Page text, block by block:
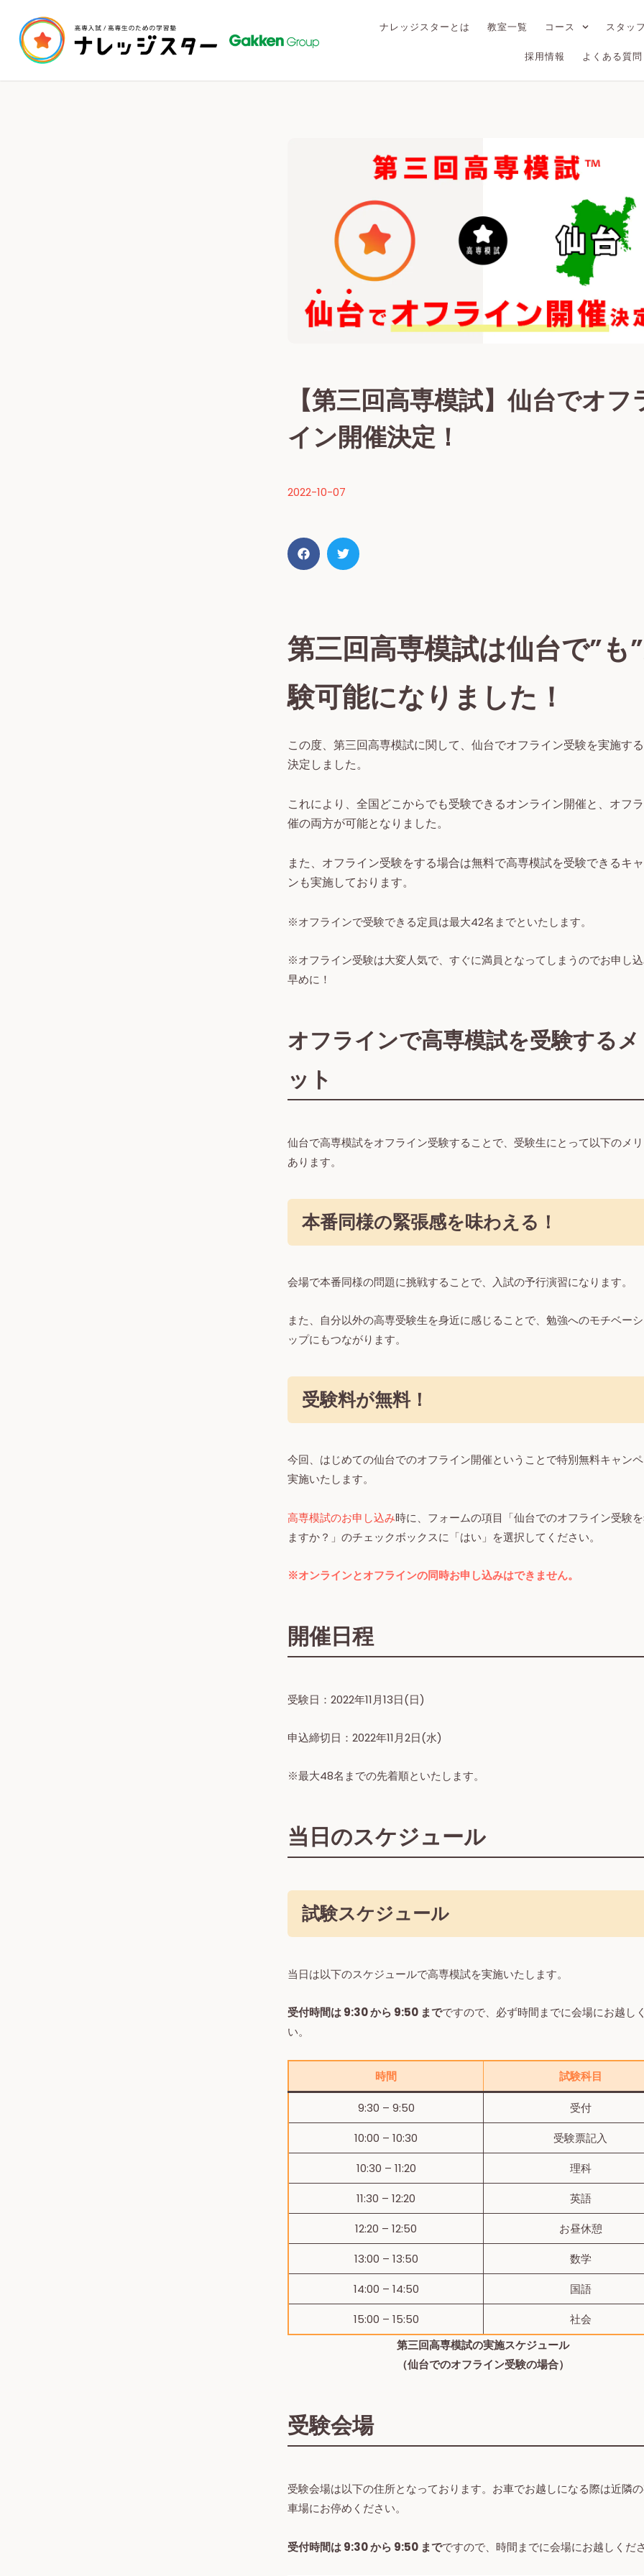
ナレッジスターとは 教室一覧 コース スタッ
採用情報 よくある質問
【第三回高専模試】仙台でオフ
イン開催決定！
2022-10-07
第三回高専模試は仙台で”も
験可能になりました！
この度、第三回高専模試に関して、仙台でオフライン受験を実施す
決定しました。
これにより、全国どこからでも受験できるオンライン開催と、オフ
催の両方が可能となりました。
また、オフライン受験をする場合は無料で高専模試を受験できるキ
ンも実施しております。
※オフラインで受験できる定員は最大42名までといたします。
※オフライン受験は大変人気で、すぐに満員となってしまうのでお申し
早めに！
オフラインで高専模試を受験する
ット
仙台で高専模試をオフライン受験することで、受験生にとって以下のメ
あります。
本番同様の緊張感を味わえる！
会場で本番同様の問題に挑戦することで、入試の予行演習になります。
また、自分以外の高専受験生を身近に感じることで、勉強へのモチベー
ップにもつながります。
受験料が無料！
今回、はじめての仙台でのオフライン開催ということで特別無料キャン
実施いたします。
高専模試のお申し込み時に、フォームの項目「仙台でのオフライン受験
ますか？」のチェックボックスに「はい」を選択してください。
※オンラインとオフラインの同時お申し込みはできません。
開催日程
受験日：2022年11月13日(日)
申込締切日：2022年11月2日(水)
※最大48名までの先着順といたします。
当日のスケジュール
試験スケジュール
当日は以下のスケジュールで高専模試を実施いたします。
受付時間は 9:30 から 9:50 までですので、必ず時間までに会場にお越し
い。
時間 試験科目
9:30 – 9:50
受付
10:00 – 10:30
受験票記入
10:30 – 11:20
理科
11:30 – 12:20
英語
12:20 – 12:50
お昼休憩
13:00 – 13:50
数学
14:00 – 14:50
国語
15:00 – 15:50
社会
第三回高専模試の実施スケジュール
（仙台でのオフライン受験の場合）
受験会場
受験会場は以下の住所となっております。お車でお越しになる際は近隣
車場にお停めください。
受付時間は 9:30 から 9:50 までですので、時間までに会場にお越しくだ